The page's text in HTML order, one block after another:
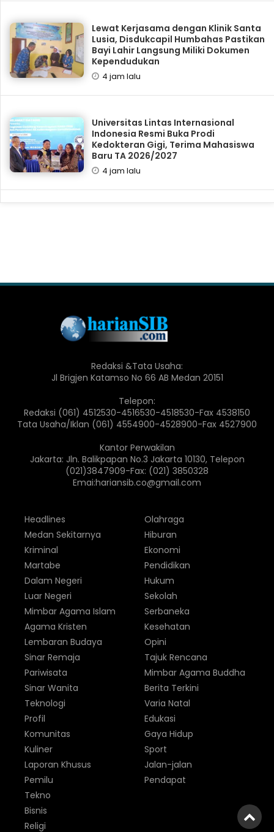
Lewat Kerjasama dengan Klinik Santa
Lusia, Disdukcapil Humbahas Pastikan
Bayi Lahir Langsung Miliki Dokumen
Kependudukan
4 jam lalu
Universitas Lintas Internasional
Indonesia Resmi Buka Prodi
Kedokteran Gigi, Terima Mahasiswa
Baru TA 2026/2027
4 jam lalu
Redaksi &Tata Usaha:
Jl Brigjen Katamso No 66 AB Medan 20151
Telepon:
Redaksi (061) 4512530-4516530-4518530-Fax 4538150
Tata Usaha/Iklan (061) 4554900-4528900-Fax 4527900
Kantor Perwakilan
Jakarta: Jln. Balikpapan No.3 Jakarta 10130, Telepon
(021)3847909-Fax: (021) 3850328
Emai:hariansib.co@gmail.com
Headlines
Medan Sekitarnya
Kriminal
Martabe
Dalam Negeri
Luar Negeri
Olahraga
Hiburan
Ekonomi
Pendidikan
Hukum
Sekolah
Mimbar Agama Islam
Agama Kristen
Lembaran Budaya
Sinar Remaja
Pariwisata
Sinar Wanita
Serbaneka
Kesehatan
Opini
Tajuk Rencana
Mimbar Agama Buddha
Berita Terkini
Teknologi
Profil
Komunitas
Kuliner
Laporan Khusus
Pemilu
Varia Natal
Edukasi
Gaya Hidup
Sport
Jalan-jalan
Pendapat
Tekno
Bisnis
Religi